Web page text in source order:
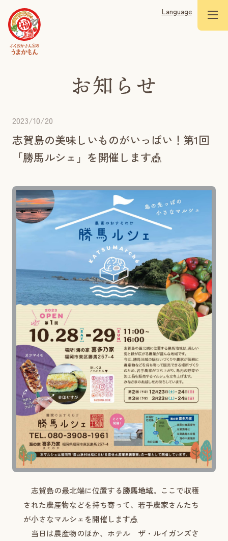
Language
2023/10/20
志賀島の美味しいものがいっぱい！第1回
「勝馬ルシェ」を開催します🎪
志賀島の最北端に位置する勝馬地域。ここで収穫
された農産物などを持ち寄って、若手農家さんたち
が小さなマルシェを開催します🎪
当日は農産物のほか、ホテル ザ・ルイガンズさ